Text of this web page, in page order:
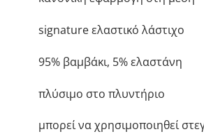
signature ελαστικό λάστιχο
95% βαμβάκι, 5% ελαστάνη
πλύσιμο στο πλυντήριο
μπορεί να χρησιμοποιηθεί